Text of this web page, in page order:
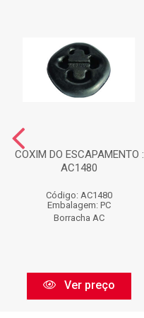
COXIM DO ESCAPAMENTO :
AC1480
Código: AC1480
Embalagem: PC
Borracha AC
Ver preço